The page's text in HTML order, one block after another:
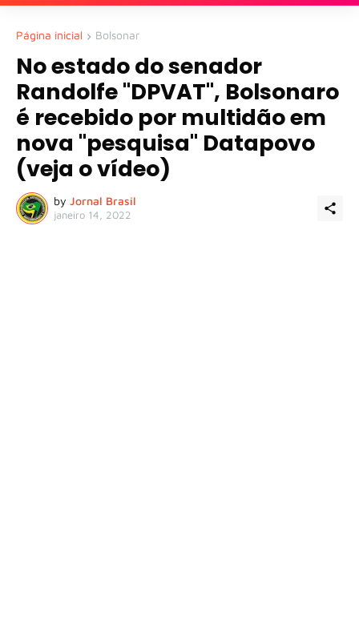
Página inicial Bolsonar
No estado do senador
Randolfe "DPVAT", Bolsonaro
é recebido por multidão em
nova "pesquisa" Datapovo
(veja o vídeo)
by Jornal Brasil
janeiro 14, 2022